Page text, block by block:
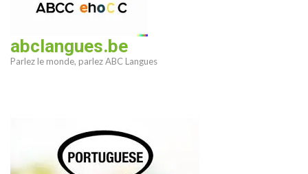
abclangues.be
Parlez le monde, parlez ABC Langues